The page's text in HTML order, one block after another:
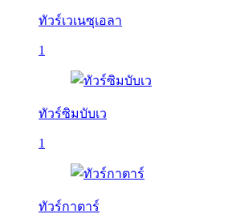
ทัวร์เวเนซุเอลา
1
ทัวร์ซิมบับเว
1
ทัวร์กาตาร์